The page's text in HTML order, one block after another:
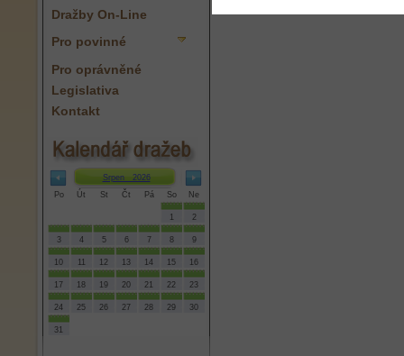
Dražby On-Line
Pro povinné
Pro oprávněné
Legislativa
Kontakt
Srpen 2026
Po
Út St Čt Pá So Ne
1 2
3 4 5 6 7 8 9
10 11 12 13 14 15 16
17 18 19 20 21 22 23
24 25 26 27 28 29 30
31